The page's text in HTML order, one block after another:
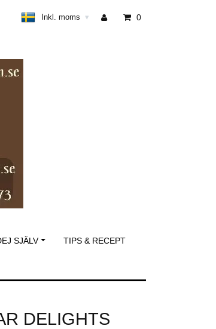
Inkl. moms ▾ 0
SJÄLV TIPS & RECEPT
DELIGHTS